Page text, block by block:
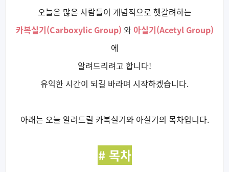
오늘은 많은 사람들이 개념적으로 헷갈려하는
카복실기(Carboxylic Group) 와아실기(Acetyl Group)
에
알려드리려고 합니다!
유익한 시간이 되길 바라며 시작하겠습니다.
아래는 오늘 알려드릴 카복실기와 아실기의 목차입니다.
# 목차